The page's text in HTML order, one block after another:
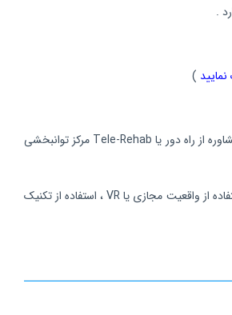
.
)
- برنامه درمان در منزل به صورت مشاوره های حسی خواهد بود که خانواده باید برای کودک به طور مدام انجام دهد. شما می توانید بعد از تکمیل فرم نمایه حسی ( مشاهده ) از خدمات مشاوره از راه دور یا Tele-Rehab مرکز توانبخشی
- برنامه درمان در کلینیک استفاده از توانبخشی حسی ، کاردرمانی ، اتاق چند حسی یا Snoezelen Room ، تمرینات بهبود مهارت حرکت ، تمرینات درکی - حرکتی یا Perceptual Motor، استفاده از واقعیت مجازی یا VR ، استفاده از تکنیک